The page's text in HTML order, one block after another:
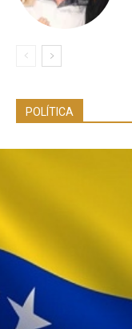
POLÍTICA